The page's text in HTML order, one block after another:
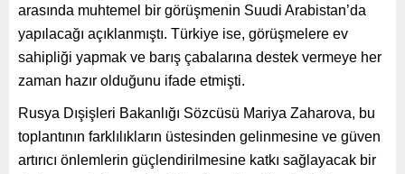
arasında muhtemel bir görüşmenin Suudi Arabistan’da
yapılacağı açıklanmıştı. Türkiye ise, görüşmelere ev
sahipliği yapmak ve barış çabalarına destek vermeye her
zaman hazır olduğunu ifade etmişti.
Rusya Dışişleri Bakanlığı Sözcüsü Mariya Zaharova, bu
toplantının farklılıkların üstesinden gelinmesine ve güven
artırıcı önlemlerin güçlendirilmesine katkı sağlayacak bir